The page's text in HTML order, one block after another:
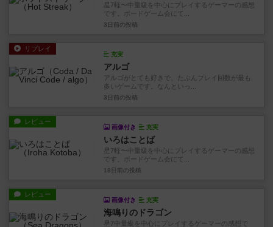
星7軽〜中量級を中心にプレイするゲーマーの感想
です。ボードゲーム会にて...
3日前 の投稿
リプレイ
充実
アルゴ
アルゴがとても好きで、たぶんプレイ回数が最も
多いゲームです。なんといっ...
3日前 の投稿
レビュー
画像付き 充実
いろはことば
星7軽〜中量級を中心にプレイするゲーマーの感想
です。ボードゲーム会にて...
18日前 の投稿
レビュー
画像付き 充実
海鳴りのドラゴン
星7中量級を中心にプレイするゲーマーの感想で